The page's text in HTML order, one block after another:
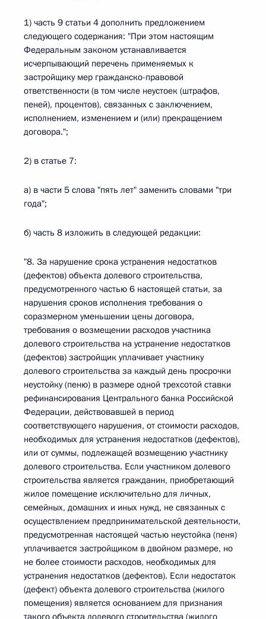
1) часть 9 статьи 4 дополнить предложением
следующего содержания: "При этом настоящим
Федеральным законом устанавливается
исчерпывающий перечень применяемых к
застройщику мер гражданско-правовой
ответственности (в том числе неустоек (штрафов,
пеней), процентов), связанных с заключением,
исполнением, изменением и (или) прекращением
договора.";
2) в статье 7:
а) в части 5 слова "пять лет" заменить словами "три
года";
б) часть 8 изложить в следующей редакции:
"8. За нарушение срока устранения недостатков
(дефектов) объекта долевого строительства,
предусмотренного частью 6 настоящей статьи, за
нарушения сроков исполнения требования о
соразмерном уменьшении цены договора,
требования о возмещении расходов участника
долевого строительства на устранение недостатков
(дефектов) застройщик уплачивает участнику
долевого строительства за каждый день просрочки
неустойку (пеню) в размере одной трехсотой ставки
рефинансирования Центрального банка Российской
Федерации, действовавшей в период
соответствующего нарушения, от стоимости расходов,
необходимых для устранения недостатков (дефектов),
или от суммы, подлежащей возмещению участнику
долевого строительства. Если участником долевого
строительства является гражданин, приобретающий
жилое помещение исключительно для личных,
семейных, домашних и иных нужд, не связанных с
осуществлением предпринимательской деятельности,
предусмотренная настоящей частью неустойка (пеня)
уплачивается застройщиком в двойном размере, но
не более стоимости расходов, необходимых для
устранения недостатков (дефектов). Если недостаток
(дефект) объекта долевого строительства (жилого
помещения) является основанием для признания
такого объекта долевого строительства (жилого